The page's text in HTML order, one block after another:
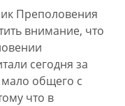
Преполовения
внимание, что
сегодня за
общего с
что в